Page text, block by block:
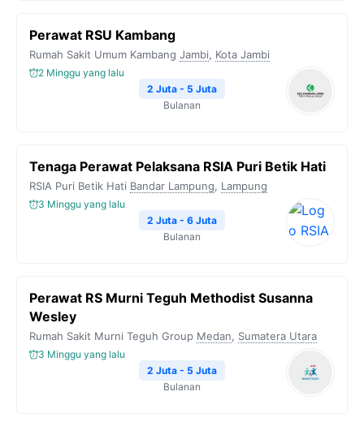
Perawat RSU Kambang
Rumah Sakit Umum Kambang Jambi, Kota Jambi
2 Minggu yang lalu
2 Juta - 5 Juta
Bulanan
Tenaga Perawat Pelaksana RSIA Puri Betik Hati
RSIA Puri Betik Hati Bandar Lampung, Lampung
3 Minggu yang lalu
2 Juta - 6 Juta
Bulanan
Perawat RS Murni Teguh Methodist Susanna
Wesley
Rumah Sakit Murni Teguh Group Medan, Sumatera Utara
3 Minggu yang lalu
2 Juta - 5 Juta
Bulanan